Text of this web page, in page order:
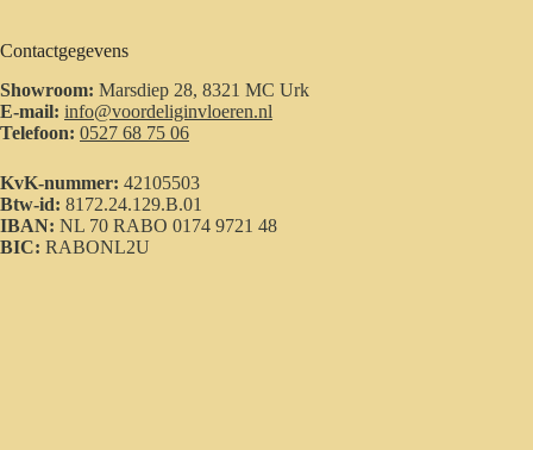
Contactgegevens
Showroom: Marsdiep 28, 8321 MC Urk
E-mail: info@voordeliginvloeren.nl
Telefoon: 0527 68 75 06
KvK-nummer: 42105503
Btw-id: 8172.24.129.B.01
IBAN: NL 70 RABO 0174 9721 48
BIC: RABONL2U